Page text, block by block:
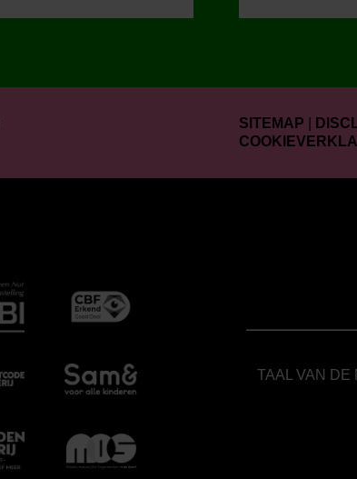
SITEMAP
TAAL VAN DE